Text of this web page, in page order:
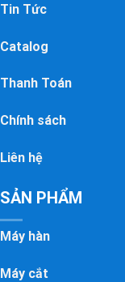
Tin Tức
Catalog
Thanh Toán
Chính sách
Liên hệ
SẢN PHẨM
Máy hàn
Máy cắt